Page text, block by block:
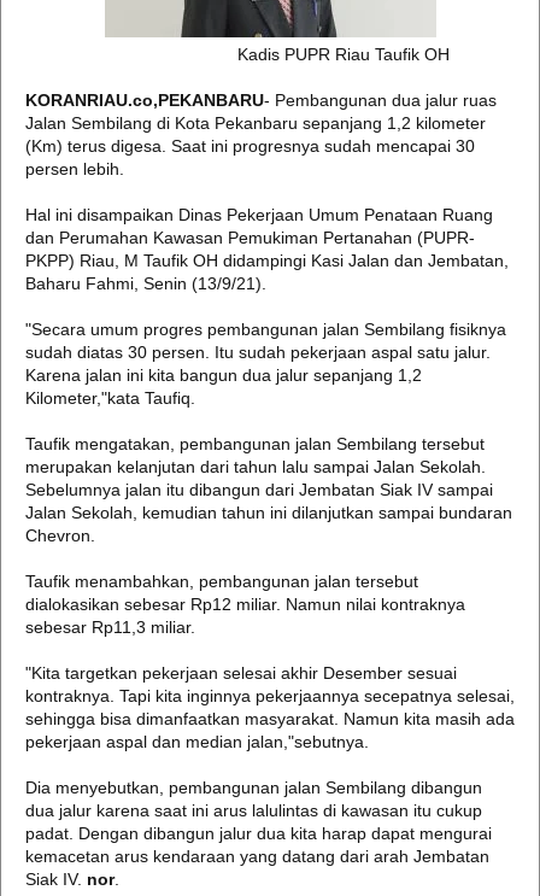
Kadis PUPR Riau Taufik OH
KORANRIAU.co,PEKANBARU- Pembangunan dua jalur ruas
Jalan Sembilang di Kota Pekanbaru sepanjang 1,2 kilometer
(Km) terus digesa. Saat ini progresnya sudah mencapai 30
persen lebih.
Hal ini disampaikan Dinas Pekerjaan Umum Penataan Ruang
dan Perumahan Kawasan Pemukiman Pertanahan (PUPR-
PKPP) Riau, M Taufik OH didampingi Kasi Jalan dan Jembatan,
Baharu Fahmi, Senin (13/9/21).
"Secara umum progres pembangunan jalan Sembilang fisiknya
sudah diatas 30 persen. Itu sudah pekerjaan aspal satu jalur.
Karena jalan ini kita bangun dua jalur sepanjang 1,2
Kilometer,"kata Taufiq.
Taufik mengatakan, pembangunan jalan Sembilang tersebut
merupakan kelanjutan dari tahun lalu sampai Jalan Sekolah.
Sebelumnya jalan itu dibangun dari Jembatan Siak IV sampai
Jalan Sekolah, kemudian tahun ini dilanjutkan sampai bundaran
Chevron.
Taufik menambahkan, pembangunan jalan tersebut
dialokasikan sebesar Rp12 miliar. Namun nilai kontraknya
sebesar Rp11,3 miliar.
"Kita targetkan pekerjaan selesai akhir Desember sesuai
kontraknya. Tapi kita inginnya pekerjaannya secepatnya selesai,
sehingga bisa dimanfaatkan masyarakat. Namun kita masih ada
pekerjaan aspal dan median jalan,"sebutnya.
Dia menyebutkan, pembangunan jalan Sembilang dibangun
dua jalur karena saat ini arus lalulintas di kawasan itu cukup
padat. Dengan dibangun jalur dua kita harap dapat mengurai
kemacetan arus kendaraan yang datang dari arah Jembatan
Siak IV. nor.